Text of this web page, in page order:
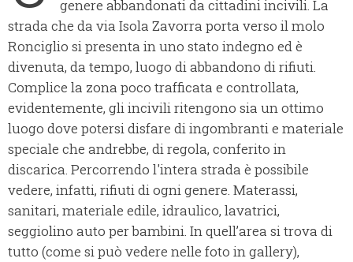
genere abbandonati da cittadini incivili. La
strada che da via Isola Zavorra porta verso il molo
Ronciglio si presenta in uno stato indegno ed è
divenuta, da tempo, luogo di abbandono di rifiuti.
Complice la zona poco trafficata e controllata,
evidentemente, gli incivili ritengono sia un ottimo
luogo dove potersi disfare di ingombranti e materiale
speciale che andrebbe, di regola, conferito in
discarica. Percorrendo l'intera strada è possibile
vedere, infatti, rifiuti di ogni genere. Materassi,
sanitari, materiale edile, idraulico, lavatrici,
seggiolino auto per bambini. In quell’area si trova di
tutto (come si può vedere nelle foto in gallery),